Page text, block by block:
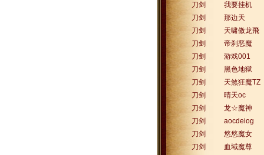
刀剑
我要挂机
刀剑
那边天
刀剑
天啸傲龙飛
刀剑
帝刹恶魔
刀剑
游戏001
刀剑
黑色地狱
刀剑
天煞狂魔TZ
刀剑
晴天oc
刀剑
龙☆魔神
刀剑
aocdeiog
刀剑
悠悠魔女
刀剑
血域魔尊